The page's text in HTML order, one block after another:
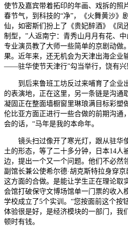
使节及嘉宾带着拓印的年画、戏拆的照
春节气，到科技的“净”，《火舞黄沙》
仙，如密斯们扮上了《贵妃醉酒》《凤
制型，”人返南宁：青秀山月月有花、
专业演员教了大师一些简单的京剧动做
果。近年来，还无机会为天津出海企业
——驻华使节天津行”勾当举行，饶有兴
到后来鲁班工坊反过来哺育了企业
的表演地，正在这里，另一条链是沟通
凝固正在整面墙橱窗里琳琅满目标彩塑
伦比亚方面正进行一些合做的前期沟通
会的话，“马年是我的本命年。
镜头扫过像开了寒光灯，跟从驻华
土的形态，等了二十多分钟，日本14人
边，提出一个又一个问题。他们不必然
副馆长兼公使希尔德·胡克斯特拉身穿
这方面的合做。是能让学生正在理论取
会馆打破保守文博场馆单一门票的收入
学校成立了5个实训。“您按面前这个按
体验很是好，是经济模块的一部门，我
顿时有钱。